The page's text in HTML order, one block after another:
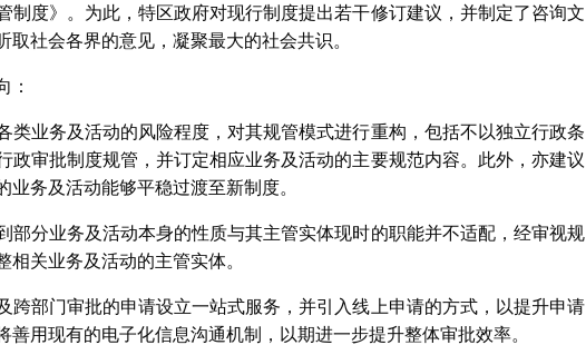
制度》。为此，特区政府对现行制度提出若干修订建议，并制定了咨询文
社会各界的意见，凝聚最大的社会共识。
：
类业务及活动的风险程度，对其规管模式进行重构，包括不以独立行政条
政审批制度规管，并订定相应业务及活动的主要规范内容。此外，亦建议
务及活动能够平稳过渡至新制度。
部分业务及活动本身的性质与其主管实体现时的职能并不适配，经审视规
关业务及活动的主管实体。
跨部门审批的申请设立一站式服务，并引入线上申请的方式，以提升申请
用现有的电子化信息沟通机制，以期进一步提升整体审批效率。